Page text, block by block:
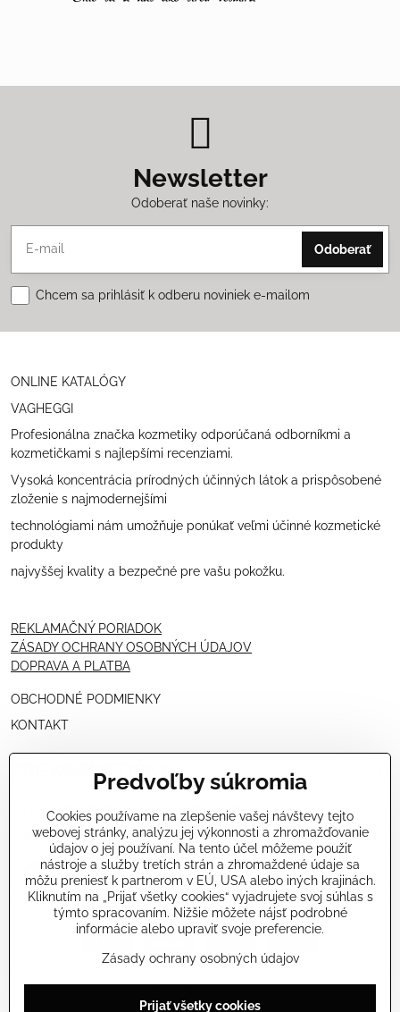
Newsletter
Odoberať naše novinky:
Odoberať
Chcem sa prihlásiť k odberu noviniek e-mailom
ONLINE KATALÓGY
VAGHEGGI
Profesionálna značka kozmetiky odporúčaná odborníkmi a
kozmetičkami s najlepšími recenziami.
Vysoká koncentrácia prírodných účinných látok a prispôsobené
zloženie s najmodernejšími
technológiami nám umožňuje ponúkať veľmi účinné kozmetické
produkty
najvyššej kvality a bezpečné pre vašu pokožku.
REKLAMAČNÝ PORIADOK
ZÁSADY OCHRANY OSOBNÝCH ÚDAJOV
DOPRAVA A PLATBA
OBCHODNÉ PODMIENKY
KONTAKT
PRE KOZMETIČKY
VÝHODNÁ PONUKA PRE PROFESIONÁLOV
NÁVODY OŠETRENÍ - VIDEÁ
ŠKOLENIE KOZMETIČIEK V TALIANSKU
©2026Copyright
Predvoľby súkromiaZásady ochrany osobných údajov
Predvoľby súkromia
Cookies používame na zlepšenie vašej návštevy tejto
webovej stránky, analýzu jej výkonnosti a zhromažďovanie
údajov o jej používaní. Na tento účel môžeme použiť
nástroje a služby tretích strán a zhromaždené údaje sa
môžu preniesť k partnerom v EÚ, USA alebo iných krajinách.
Kliknutím na „Prijať všetky cookies“ vyjadrujete svoj súhlas s
týmto spracovaním. Nižšie môžete nájsť podrobné
informácie alebo upraviť svoje preferencie.
Zásady ochrany osobných údajov
Prijať všetky cookies